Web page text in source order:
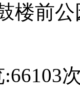
楼前